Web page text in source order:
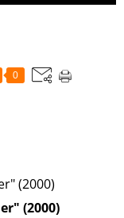
0
(2000)